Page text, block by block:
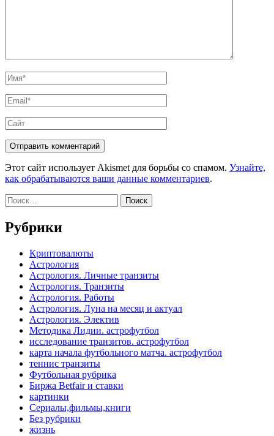
Имя*
Email*
Сайт
Этот сайт использует Akismet для борьбы со спамом. Узнайте,
как обрабатываются ваши данные комментариев.
Найти:
Рубрики
Криптовалюты
Астрология
Астрология. Личные транзиты
Астрология. Транзиты
Астрология. Работы
Астрология. Луна на месяц и актуал
Астрология. Электив
Методика Лидии. астрофутбол
исследование транзитов. астрофутбол
карта начала футбольного матча. астрофутбол
теннис транзиты
Футбольная рубрика
Биржа Betfair и ставки
картинки
Сериалы,фильмы,книги
Без рубрики
жизнь